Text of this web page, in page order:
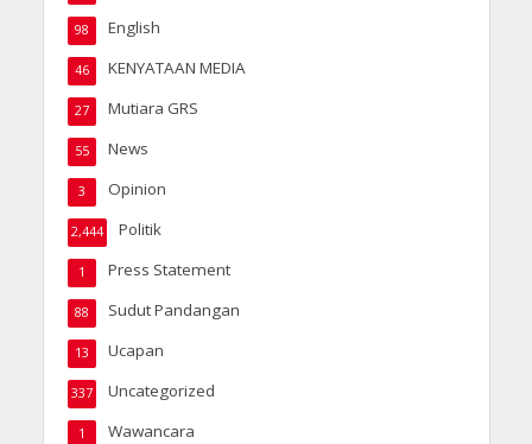
English
98
KENYATAAN MEDIA
46
Mutiara GRS
27
News
55
Opinion
3
Politik
2,444
Press Statement
1
Sudut Pandangan
88
Ucapan
13
Uncategorized
337
Wawancara
1